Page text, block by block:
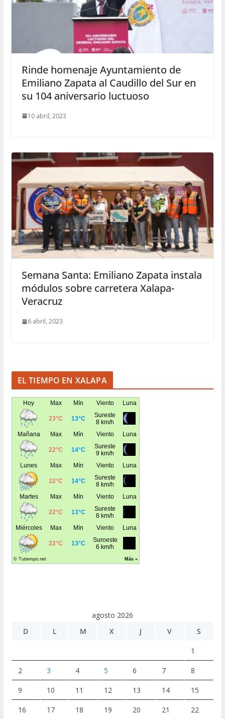
Rinde homenaje Ayuntamiento de
Emiliano Zapata al Caudillo del Sur en
su 104 aniversario luctuoso
10 abril, 2023
Semana Santa: Emiliano Zapata instala
módulos sobre carretera Xalapa-
Veracruz
6 abril, 2023
EL TIEMPO EN XALAPA
agosto 2026
D
L M X J V S
1
2 3 4 5 6 7 8
9 10 11 12 13 14 15
16 17 18 19 20 21 22